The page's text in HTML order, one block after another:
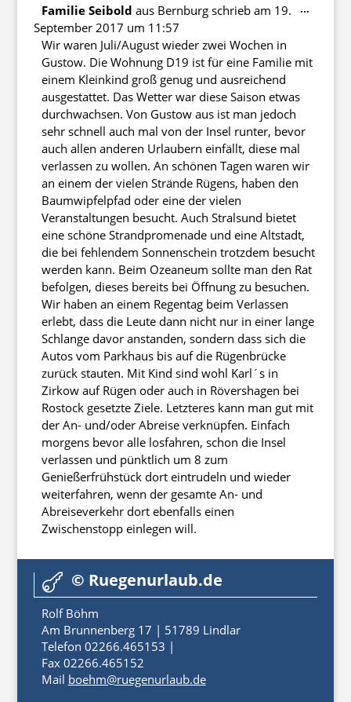
Familie Seibold aus Bernburg schrieb am 19.
September 2017 um 11:57
Wir waren Juli/August wieder zwei Wochen in
Gustow. Die Wohnung D19 ist für eine Familie mit
einem Kleinkind groß genug und ausreichend
ausgestattet. Das Wetter war diese Saison etwas
durchwachsen. Von Gustow aus ist man jedoch
sehr schnell auch mal von der Insel runter, bevor
auch allen anderen Urlaubern einfällt, diese mal
verlassen zu wollen. An schönen Tagen waren wir
an einem der vielen Strände Rügens, haben den
Baumwipfelpfad oder eine der vielen
Veranstaltungen besucht. Auch Stralsund bietet
eine schöne Strandpromenade und eine Altstadt,
die bei fehlendem Sonnenschein trotzdem besucht
werden kann. Beim Ozeaneum sollte man den Rat
befolgen, dieses bereits bei Öffnung zu besuchen.
Wir haben an einem Regentag beim Verlassen
erlebt, dass die Leute dann nicht nur in einer lange
Schlange davor anstanden, sondern dass sich die
Autos vom Parkhaus bis auf die Rügenbrücke
zurück stauten. Mit Kind sind wohl Karl´s in
Zirkow auf Rügen oder auch in Rövershagen bei
Rostock gesetzte Ziele. Letzteres kann man gut mit
der An- und/oder Abreise verknüpfen. Einfach
morgens bevor alle losfahren, schon die Insel
verlassen und pünktlich um 8 zum
Genießerfrühstück dort eintrudeln und wieder
weiterfahren, wenn der gesamte An- und
Abreiseverkehr dort ebenfalls einen
Zwischenstopp einlegen will.
...
 © Ruegenurlaub.de
Rolf Böhm
Am Brunnenberg 17 | 51789 Lindlar
Telefon 02266.465153 |
Fax 02266.465152
Mail boehm@ruegenurlaub.de